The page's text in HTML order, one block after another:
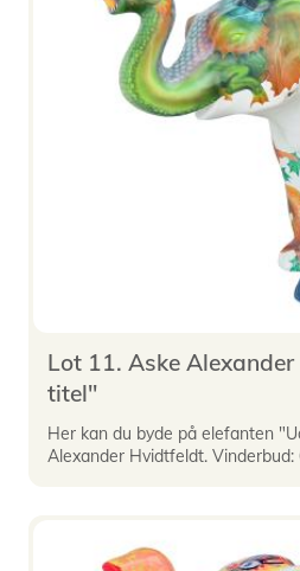
Lot 11. Aske
titel"
Her kan du byde på elefanten
Alexander Hvidtfeldt. Vinderbud: